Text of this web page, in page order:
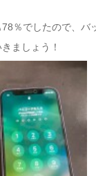
％でしたので、バ
ましょう！